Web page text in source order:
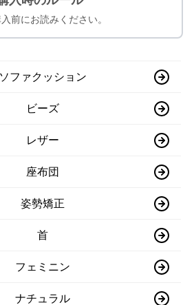
前にお読みください。
ソファクッション
ビーズ
レザー
座布団
姿勢矯正
首
フェミニン
ナチュラル